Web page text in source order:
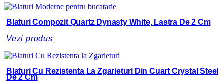
Blaturi Compozit Quartz Dynasty White, Lastra De 2 Cm
Vezi produs
Blaturi Cu Rezistenta La Zgarieturi Din Cuart Crystal Steel
De 2 Cm